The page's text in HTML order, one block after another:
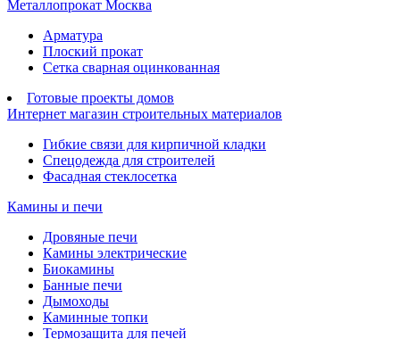
Металлопрокат Москва
Арматура
Плоский прокат
Сетка сварная оцинкованная
Готовые проекты домов
Интернет магазин строительных материалов
Гибкие связи для кирпичной кладки
Спецодежда для строителей
Фасадная стеклосетка
Камины и печи
Дровяные печи
Камины электрические
Биокамины
Банные печи
Дымоходы
Каминные топки
Термозащита для печей